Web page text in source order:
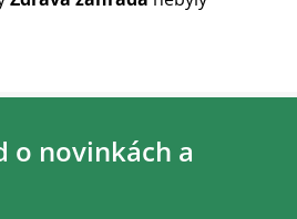
o novinkách a